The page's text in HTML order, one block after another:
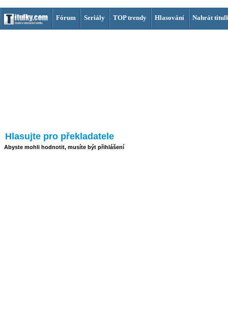
Fórum Seriály TOP trendy Hlasování Nahrát
Hlasujte pro překladatele
Abyste mohli hodnotit, musíte být přihlášení